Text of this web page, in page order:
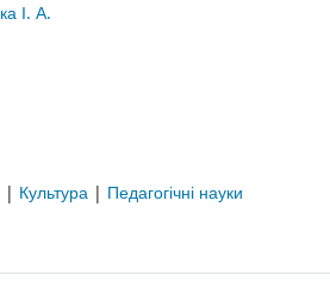
І. А.
| Культура | Педагогічні науки